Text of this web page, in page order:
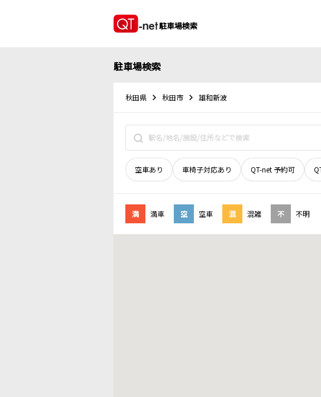
駐車場検索
駐車場検索
秋田県 秋田市 雄和新波
空車あり 車椅子対応あり QT-net 予約可
満 満車 空 空車 混 混雑 不 不明